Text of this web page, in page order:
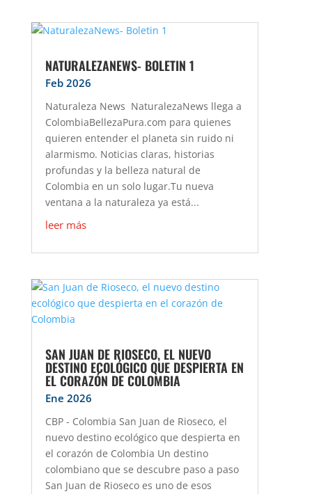
NATURALEZANEWS- BOLETIN 1
Feb 2026
Naturaleza News NaturalezaNews llega a
ColombiaBellezaPura.com para quienes
quieren entender el planeta sin ruido ni
alarmismo. Noticias claras, historias
profundas y la belleza natural de
Colombia en un solo lugar.Tu nueva
ventana a la naturaleza ya está...
leer más
SAN JUAN DE RIOSECO, EL NUEVO
DESTINO ECOLÓGICO QUE DESPIERTA EN
EL CORAZÓN DE COLOMBIA
Ene 2026
CBP - Colombia San Juan de Rioseco, el
nuevo destino ecológico que despierta en
el corazón de Colombia Un destino
colombiano que se descubre paso a paso
San Juan de Rioseco es uno de esos